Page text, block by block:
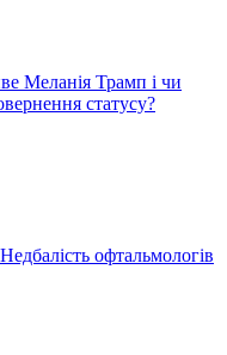
Меланія Трамп і чи
статусу?
офтальмологів